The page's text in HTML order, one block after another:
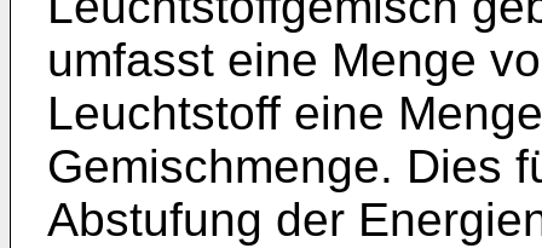
umfasst eine Menge
Leuchtstoff eine
Gemischmenge. Dies
Abstufung der